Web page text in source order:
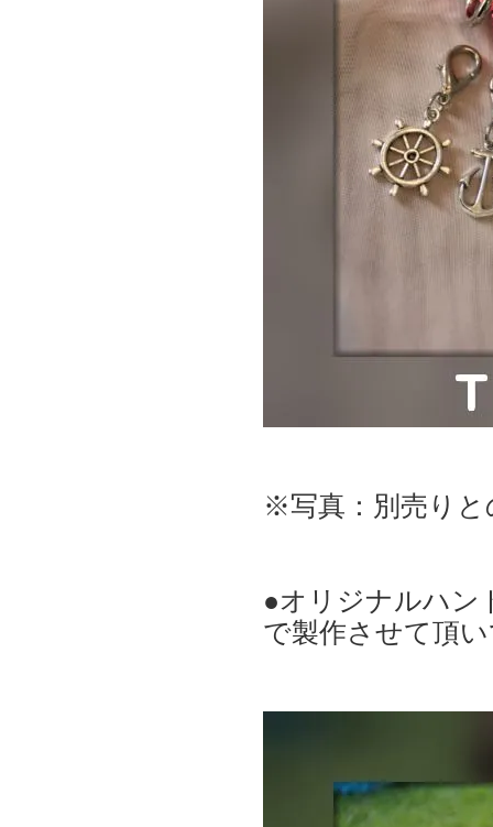
※写真：別売り
●オリジナルハン
で製作させて頂